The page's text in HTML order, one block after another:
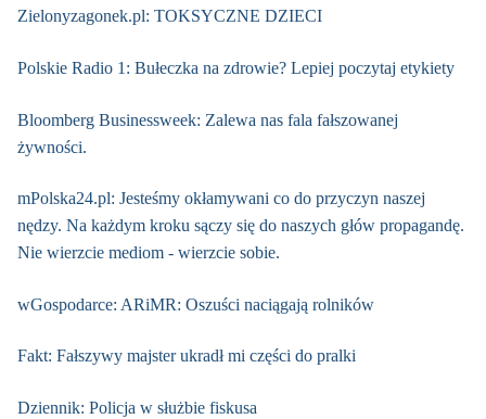
Zielonyzagonek.pl: TOKSYCZNE DZIECI
Polskie Radio 1: Bułeczka na zdrowie? Lepiej poczytaj etykiety
Bloomberg Businessweek: Zalewa nas fala fałszowanej
żywności.
mPolska24.pl: Jesteśmy okłamywani co do przyczyn naszej
nędzy. Na każdym kroku sączy się do naszych głów propagandę.
Nie wierzcie mediom - wierzcie sobie.
wGospodarce: ARiMR: Oszuści naciągają rolników
Fakt: Fałszywy majster ukradł mi części do pralki
Dziennik: Policja w służbie fiskusa